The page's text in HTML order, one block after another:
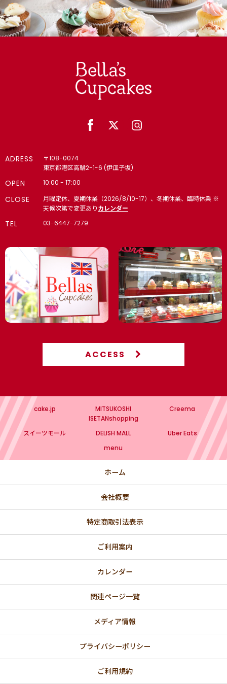
【法人向け】ロゴ 4,000円以上で冷凍配送無料（8月末ま
で）
【個人向け】パーティー｜ティータイム｜キッズ向け｜誕生会
(学校・クラブ)で人気 4,000円以上で冷凍配送無料（8月末
【法人向け】🎁 パーティー 4,000円以上で冷凍配送無料（8
ーキ 4,000円以上で冷凍配送無料（8月末まで）
6・7・8月の様々なシーンに
🌞 夏 4,000円以上で冷凍配送無料（8月末まで）
【法人向け】🏢内定式（10月1日｜10月上旬）・同期会・同窓
🎁 入学・卒業｜入園・卒園｜スポーツ・背番号｜お祝い・ギフ
ト
🍼 赤ちゃんのお祝い｜ジェンダー リビール・ベビーシャワ
ー 4,000円以上で冷凍配送無料（8月末まで）
【個人】パーティー 4,000円以上で冷凍配送無料（8月末ま
で）
🏠 高輪店で予約なしで購入できるメニュー
💖 PINK
💙 BLUE
💛 YELLOW
💗 バレンタインデー・ホワイトデー特集
【法人向け】国際女性デー（3/8）にオススメ
🌈 プライド月間｜レインボーカラー
ADRESS
〒108-0074
東京都港区高輪2-1-6 (伊皿子坂)
OPEN 10:00 - 17:00
CLOSE
月曜定休、夏期休業（2026/8/10-17）、冬期休業、臨時休業 ※
天候次第で変更ありカレンダー
TEL 03-6447-7279
ACCESS
cake.jp
MITSUKOSHI
ISETANshopping
Creema
スイーツモール DELISH MALL
Uber Eats
menu
ホーム
会社概要
特定商取引法表示
ご利用案内
カレンダー
関連ページ一覧
メディア情報
プライバシーポリシー
ご利用規約